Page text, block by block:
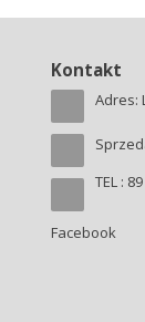
Kontakt
Adres:
TEL :
Facebook